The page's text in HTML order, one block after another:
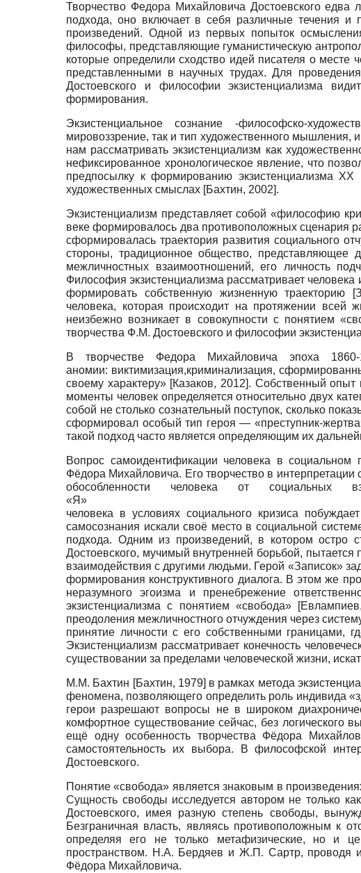
Творчество Федора Михайловича Достоевского едва
подхода, оно включает в себя различные течения
произведений. Одной из первых попыток
философы, представляющие гуманистическую
которые определили сходство идей писателя о
представленными в научных трудах. Для
Достоевского и философии экзистенциализма
формирования.
Экзистенциальное сознание -философско-
мировоззрение, так и тип художественного
нам рассматривать экзистенциализм как
нефиксированное хронологическое явление, что
предпосылку к формированию экзистенциализма XX
художественных смыслах [Бахтин, 2002].
Экзистенциализм представляет собой «философию
веке формировалось два противоположных сценария
сформировалась траектория развития социального
стороны, традиционное общество, представляющее
межличностных взаимоотношений, его личность
Философия экзистенциализма рассматривает
формировать собственную жизненную траекторию
[
человека, которая происходит на протяжении всей
неизбежно возникает в совокупности с понятием
творчества Ф.М. Достоевского и философии
В творчестве Федора Михайловича эпоха
аномии: виктимизация,криминализация,
своему характеру» [Казаков, 2012]. Собственный опыт
моменты человек определяется относительно двух
собой не столько сознательный поступок, сколько
сформировал особый тип героя — «преступник-
такой подход часто является определяющим их
Вопрос самоидентификации человека в социальном
Фёдора Михайловича. Его творчество в
обособленности человека от социальных
человека в условиях социального кризиса
самосознания искали своё место в социальной
подхода. Одним из произведений, в котором остро
Достоевского, мучимый внутренней борьбой,
взаимодействия с другими людьми. Герой «Записок»
формирования конструктивного диалога. В этом же
неразумного эгоизма и пренебрежение
экзистенциализма с понятием «свобода» [
преодоления межличностного отчуждения через
принятие личности с его собственными границами,
Экзистенциализм рассматривает конечность
существовании за пределами человеческой жизни,
М.М. Бахтин [Бахтин, 1979] в рамках метода
феномена, позволяющего определить роль индивида
герои разрешают вопросы не в широком
комфортное существование сейчас, без логического
ещё одну особенность творчества Фёдора
самостоятельность их выбора. В философской
Достоевского.
Понятие «свобода» является знаковым в
Сущность свободы исследуется автором не только
Достоевского, имея разную степень свободы,
Безграничная власть, являясь противоположным к
определяя его не только метафизические, но и
пространством. Н.А. Бердяев и Ж.П. Сартр, проводя
Фёдора Михайловича.